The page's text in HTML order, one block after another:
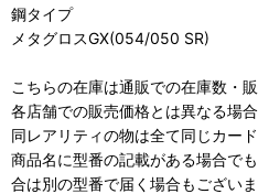
鋼タイプ
メタグロスGX(054/050 SR)
こちらの在庫は通販での在庫数・
各店舗での販売価格とは異なる場合
同レアリティの物は全て同じカー
商品名に型番の記載がある場合で
合は別の型番で届く場合もございま